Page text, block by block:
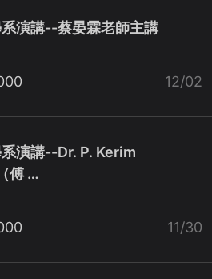
演講--蔡晏霖老師主講
12/02
演講--Dr. P. Kerim
傅 …
11/30